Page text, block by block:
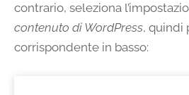
contrario, seleziona
contenuto di WordPress, quindi
corrispondente in basso: